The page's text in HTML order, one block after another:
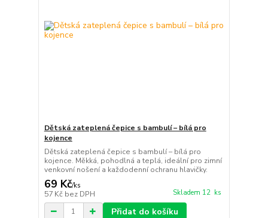
Dětská zateplená čepice s bambulí – bílá pro
kojence
Dětská zateplená čepice s bambulí – bílá pro
kojence. Měkká, pohodlná a teplá, ideální pro zimní
venkovní nošení a každodenní ochranu hlavičky.
69 Kč/ks
57 Kč bez DPH Skladem 12 ks
Přidat do košíku